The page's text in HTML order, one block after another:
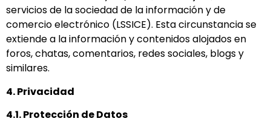
servicios de la sociedad de la información y de
comercio electrónico (LSSICE). Esta circunstancia se
extiende a la información y contenidos alojados en
foros, chatas, comentarios, redes sociales, blogs y
similares.
4. Privacidad
4.1. Protección de Datos